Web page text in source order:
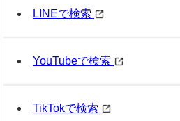
LINEで検索
YouTubeで検索
TikTokで検索